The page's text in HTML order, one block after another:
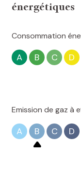
énergétiques
Consommation
A B C D
Emission de gaz à
A B C D